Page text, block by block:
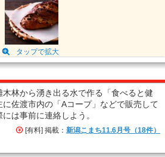
タップで拡大
林から湧き出る水で作る「食べると健
佐渡市内の「Aコープ」などで販売して
は事前に連絡しよう。
[有料] 掲載： 新潟こまち11.6月号（18件）